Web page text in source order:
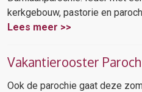
kerkgebouw, pastorie en
Lees meer >>
Vakantierooster
Ook de parochie gaat deze